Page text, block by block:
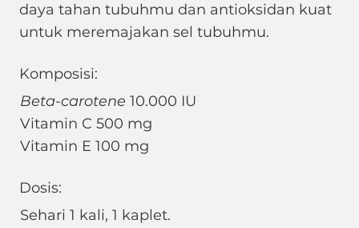
daya tahan tubuhmu dan antioksidan kuat
untuk meremajakan sel tubuhmu.
Komposisi:
Beta-carotene 10.000 IU
Vitamin C 500 mg
Vitamin E 100 mg
Dosis:
Sehari 1 kali, 1 kaplet.